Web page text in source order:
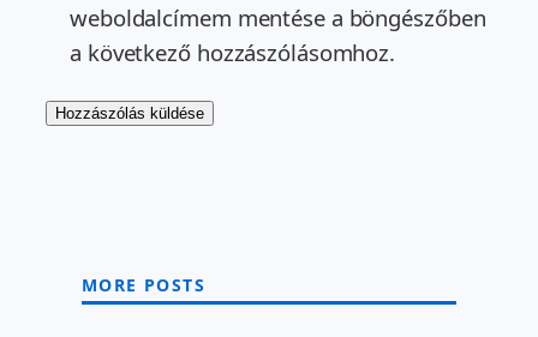
weboldalcímem mentése a böngészőben
a következő hozzászólásomhoz.
MORE POSTS